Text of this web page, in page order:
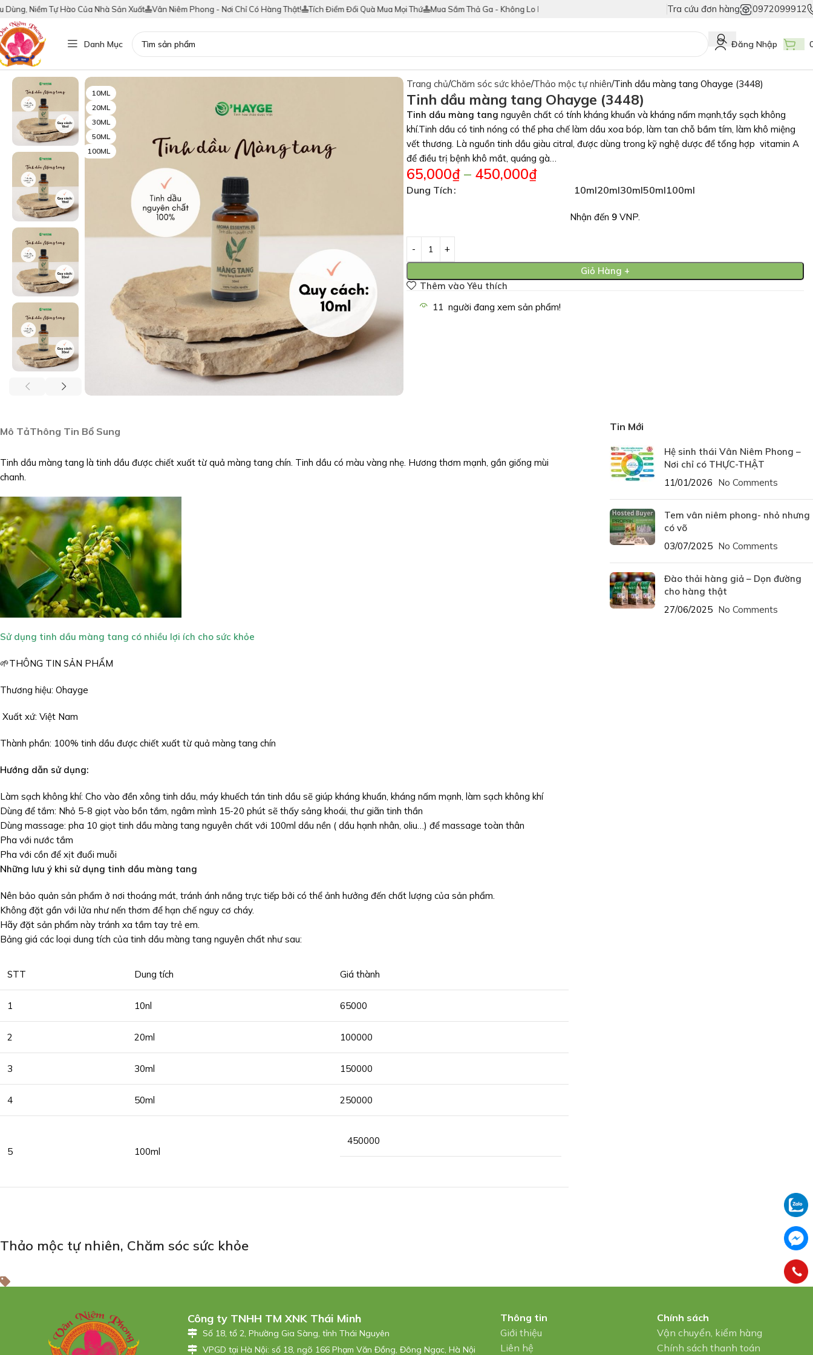
Niềm Tự Hào Của Nhà Sản Xuất Vân Niêm Phong - Nơi Chỉ Có Hàng Thật! Tích Điểm Đổi Quà Mua Mọi Thứ Mua Sắm Thả Ga - Không Lo Hàng Giả Duy Nhất Chỉ Có Tem Vân Niêm Phong - Bảo Vệ Tuyệt Đối Hàng Thật!
Tra cứu đơn hàng 0972099912
Danh Mục Đăng Nhập
10ML
20ML
30ML
50ML
100ML
Trang chủ Chăm sóc sức khỏe Thảo mộc tự nhiên Tinh dầu màng tang Ohayge (3448)
Tinh dầu màng tang Ohayge (3448)
Tinh dầu màng tang nguyên chất có tính kháng khuẩn và kháng nấm mạnh,tẩy sạch không
khí.Tinh dầu có tinh nóng có thể pha chế làm dầu xoa bóp, làm tan chỗ bầm tím, làm khô miệng
vết thương. Là nguồn tinh dầu giàu citral, được dùng trong kỹ nghệ dược để tổng hợp vitamin A
để điều trị bệnh khô mắt, quáng gà…
65,000₫– 450,000₫
Dung Tích 10ml20ml30ml50ml100ml
Nhận đến 9 VNP.
Giỏ Hàng +
Thêm vào Yêu thích
11 người đang xem sản phẩm!
Mô TảThông Tin Bổ Sung
Tinh dầu màng tang là tinh dầu được chiết xuất từ quả màng tang chín. Tinh dầu có màu vàng nhẹ. Hương thơm mạnh, gần giống mùi
chanh.
Sử dụng tinh dầu màng tang có nhiều lợi ích cho sức khỏe
🌱THÔNG TIN SẢN PHẨM
Thương hiệu: Ohayge
Xuất xứ: Việt Nam
Thành phần: 100% tinh dầu được chiết xuất từ quả màng tang chín
Hướng dẫn sử dụng:
Làm sạch không khí: Cho vào đền xông tinh dầu, máy khuếch tán tinh dầu sẽ giúp kháng khuẩn, kháng nấm mạnh, làm sạch không khí
Dùng để tắm: Nhỏ 5-8 giọt vào bồn tắm, ngâm mình 15-20 phút sẽ thấy sảng khoái, thư giãn tinh thần
Dùng massage: pha 10 giọt tinh dầu màng tang nguyên chất với 100ml dầu nền ( dầu hạnh nhân, oliu…) để massage toàn thân
Pha với nước tắm
Pha với cồn để xịt đuổi muỗi
Những lưu ý khi sử dụng tinh dầu màng tang
Nên bảo quản sản phẩm ở nơi thoáng mát, tránh ánh nắng trực tiếp bởi có thể ảnh hưởng đến chất lượng của sản phẩm.
Không đặt gần với lửa như nến thơm để hạn chế nguy cơ cháy.
Hãy đặt sản phẩm này tránh xa tầm tay trẻ em.
Bảng giá các loại dung tích của tinh dầu màng tang nguyên chất như sau:
STT Dung tích Giá thành
1 10nl 65000
2 20ml 100000
3 30ml 150000
4 50ml 250000
5 100ml
450000
Tin Mới
Hệ sinh thái Vân Niêm Phong –
Nơi chỉ có THỰC-THẬT
11/01/2026 No Comments
Tem vân niêm phong- nhỏ nhưng
có võ
03/07/2025 No Comments
Đào thải hàng giả – Dọn đường
cho hàng thật
27/06/2025 No Comments
Thảo mộc tự nhiên, Chăm sóc sức khỏe
Công ty TNHH TM XNK Thái Minh
Số 18, tổ 2, Phường Gia Sàng, tỉnh Thái Nguyên
VPGD tại Hà Nội: số 18, ngõ 166 Phạm Văn Đồng, Đông Ngạc, Hà Nội
Thông tin
Giới thiệu
Liên hệ
Chính sách
Vận chuyển, kiểm hàng
Chính sách thanh toán